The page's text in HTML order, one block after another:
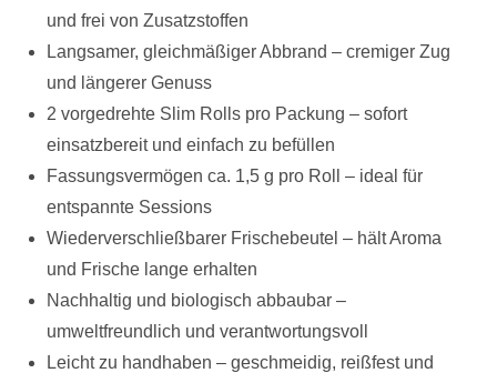
und frei von Zusatzstoffen
Langsamer, gleichmäßiger Abbrand – cremiger Zug
und längerer Genuss
2 vorgedrehte Slim Rolls pro Packung – sofort
einsatzbereit und einfach zu befüllen
Fassungsvermögen ca. 1,5 g pro Roll – ideal für
entspannte Sessions
Wiederverschließbarer Frischebeutel – hält Aroma
und Frische lange erhalten
Nachhaltig und biologisch abbaubar –
umweltfreundlich und verantwortungsvoll
Leicht zu handhaben – geschmeidig, reißfest und